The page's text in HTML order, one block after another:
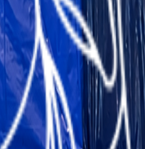
негабаритное
маршрут.